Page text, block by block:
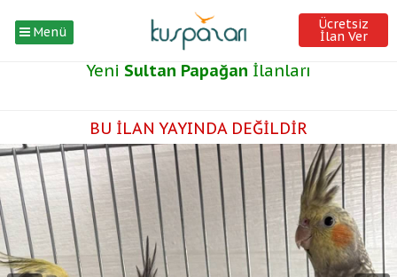
Menü Ücretsiz
İlan Ver
Yeni Sultan Papağan İlanları
BU İLAN YAYINDA DEĞİLDİR